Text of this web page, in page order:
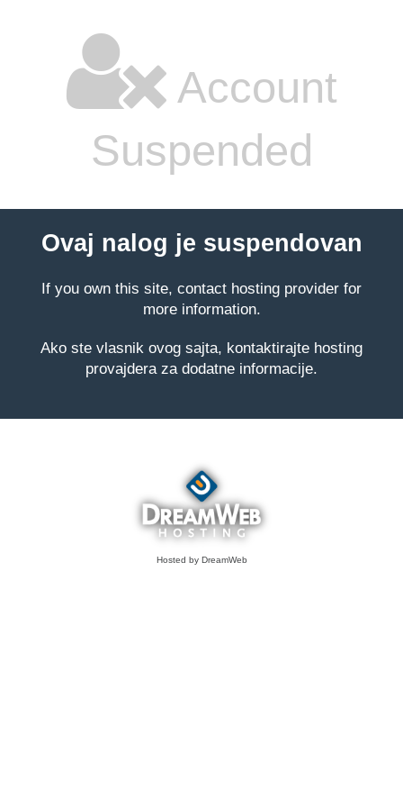
Account
Suspended
Ovaj nalog je suspendovan
If you own this site, contact hosting provider for
more information.
Ako ste vlasnik ovog sajta, kontaktirajte hosting
provajdera za dodatne informacije.
Hosted by DreamWeb